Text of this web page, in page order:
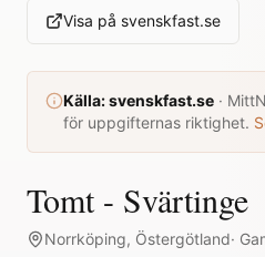
Visa på svenskfast.se
Källa:svenskfast.se ·
för uppgifternas riktighet.
Tomt - Svärtinge
Norrköping, Östergötland·